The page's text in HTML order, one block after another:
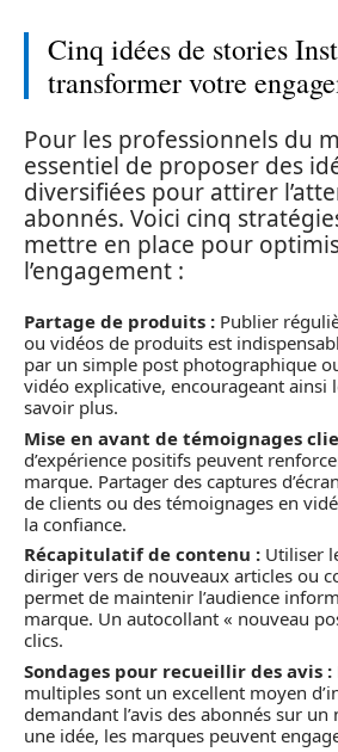
Cinq idées de stories
transformer votre
Pour les professionnels du
essentiel de proposer des
diversifiées pour attirer
abonnés. Voici cinq
mettre en place pour
l’engagement :
Partage de produits : Publier
ou vidéos de produits est
par un simple post photographique
vidéo explicative, encourageant ainsi
savoir plus.
Mise en avant de témoignages
d’expérience positifs peuvent
marque. Partager des captures
de clients ou des témoignages en
la confiance.
Récapitulatif de contenu : Utiliser
diriger vers de nouveaux articles ou
permet de maintenir l’audience
marque. Un autocollant « nouveau
clics.
Sondages pour recueillir des avis :
multiples sont un excellent moyen
demandant l’avis des abonnés sur
une idée, les marques peuvent